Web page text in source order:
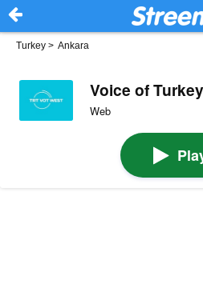
Turkey > Ankara
Voice of
Web